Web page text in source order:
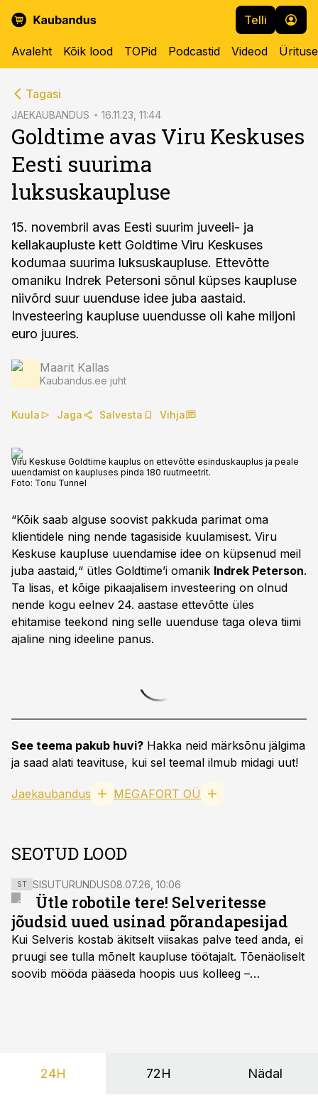
Telli
Avaleht Kõik lood TOPid Podcastid Videod
Tagasi
JAEKAUBANDUS 16.11.23, 11:44
Goldtime avas Viru Keskuses
Eesti suurima
luksuskaupluse
15. novembril avas Eesti suurim juveeli- ja
kellakaupluste kett Goldtime Viru Keskuses
kodumaa suurima luksuskaupluse. Ettevõtte
omaniku Indrek Petersoni sõnul küpses kaupluse
niivõrd suur uuenduse idee juba aastaid.
Investeering kaupluse uuendusse oli kahe miljoni
euro juures.
Maarit Kallas
Kaubandus.ee juht
Kuula Jaga Salvesta Vihja
Viru Keskuse Goldtime kauplus on ettevõtte esinduskauplus ja peale
uuendamist on kaupluses pinda 180 ruutmeetrit.
Foto: Tonu Tunnel
“Kõik saab alguse soovist pakkuda parimat oma
klientidele ning nende tagasiside kuulamisest. Viru
Keskuse kaupluse uuendamise idee on küpsenud meil
juba aastaid,“ ütles Goldtime’i omanik Indrek Peterson.
Ta lisas, et kõige pikaajalisem investeering on olnud
nende kogu eelnev 24. aastase ettevõtte üles
ehitamise teekond ning selle uuenduse taga oleva tiimi
ajaline ning ideeline panus.
See teema pakub huvi? Hakka neid märksõnu jälgima
ja saad alati teavituse, kui sel teemal ilmub midagi uut!
Jaekaubandus MEGAFORT OÜ
SEOTUD LOOD
ST SISUTURUNDUS08.07.26, 10:06
Ütle robotile tere! Selveritesse
jõudsid uued usinad põrandapesijad
Kui Selveris kostab äkitselt viisakas palve teed anda, ei
pruugi see tulla mõnelt kaupluse töötajalt. Tõenäoliselt
soovib mööda pääseda hoopis uus kolleeg –
24H 72H Nädal